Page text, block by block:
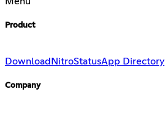
Product
Download NitroStatusApp Directory
Company